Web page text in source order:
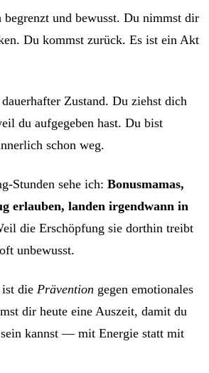
und bewusst. Du nimmst dir
Du kommst zurück. Es ist ein Akt
Zustand. Du ziehst dich
du aufgegeben hast. Du bist
schon weg.
Stunden sehe ich: Bonusmamas,
erlauben, landen irgendwann in
die Erschöpfung sie dorthin treibt
unbewusst.
die Prävention gegen emotionales
dir heute eine Auszeit, damit du
kannst — mit Energie statt mit